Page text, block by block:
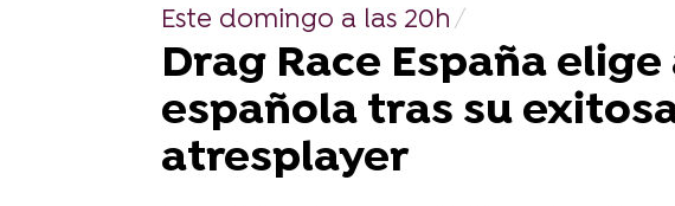
Este domingo a las 20h
Drag Race España
española tras su
atresplayer